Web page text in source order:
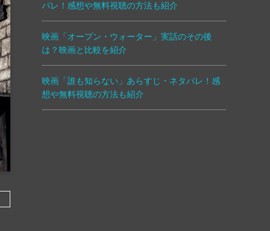
バレ！感想や無料視聴の方法も紹介
映画「オープン・ウォーター」実話のその後
は？映画と比較を紹介
映画「誰も知らない」あらすじ・ネタバレ！感
想や無料視聴の方法も紹介